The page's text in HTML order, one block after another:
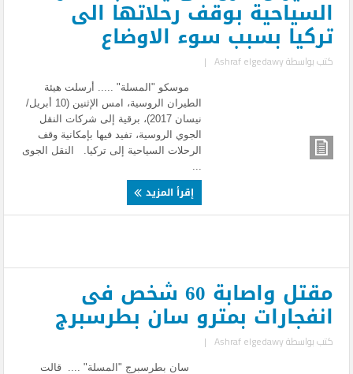
السياحية بوقف رحلاتها الى
تركيا بسبب سوء الاوضاع
كتب بواسطةAshraf elgedawy
|
موسكو "المسلة" ..... أرسلت هيئة
الطيران الروسية، امس الإثنين (10 أبريل/
نيسان 2017)، برقية إلى شركات النقل
الجوي الروسية، تفيد فيها بإمكانية وقف
الرحلات السياحية إلى تركيا. النقل الجوى
إقرأ المزيد
مقتل واصابة 60 شخص فى
انفجارات بمترو سان بطرسبرج
كتب بواسطةAshraf elgedawy
|
سان بطرسبرج "المسلة" .... قالت